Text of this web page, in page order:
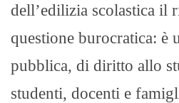
dell’edilizia scolastica il
questione burocratica: è
pubblica, di diritto allo
studenti, docenti e